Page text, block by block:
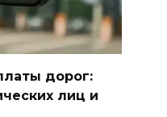
дорог:
лиц и